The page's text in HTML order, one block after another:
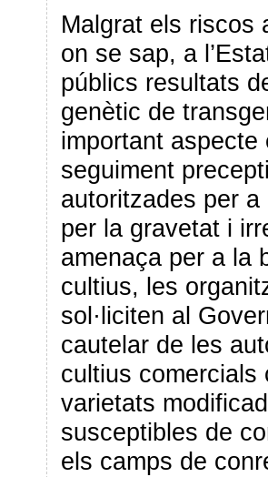
Malgrat els riscos
on se sap, a
públics resultats
genètic de
important aspecte
seguiment
autoritzades per
per la gravetat i
amenaça per a la
cultius, les
sol·liciten al
cautelar de les
cultius comercials
varietats
susceptibles de
els camps de